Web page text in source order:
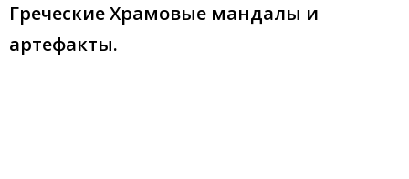
Греческие Храмовые мандалы и
артефакты.